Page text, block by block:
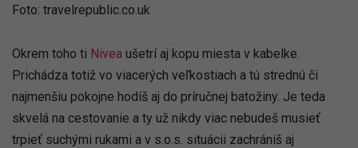
Foto: travelrepublic.co.uk
Okrem toho ti Nivea ušetrí aj kopu miesta v kabelke.
Prichádza totiž vo viacerých veľkostiach a tú strednú či
najmenšiu pokojne hodíš aj do príručnej batožiny. Je teda
skvelá na cestovanie a ty už nikdy viac nebudeš musieť
trpieť suchými rukami a v s.o.s. situácii zachrániš aj